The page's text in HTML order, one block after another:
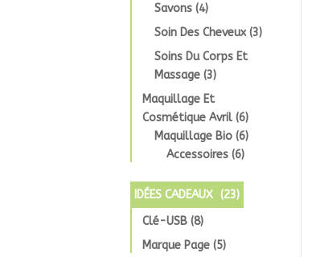
Savons (4)
Soin Des Cheveux (3)
Soins Du Corps Et
Massage (3)
Maquillage Et
Cosmétique Avril (6)
Maquillage Bio (6)
Accessoires (6)
IDÉES CADEAUX (23)
Clé-USB (8)
Marque Page (5)